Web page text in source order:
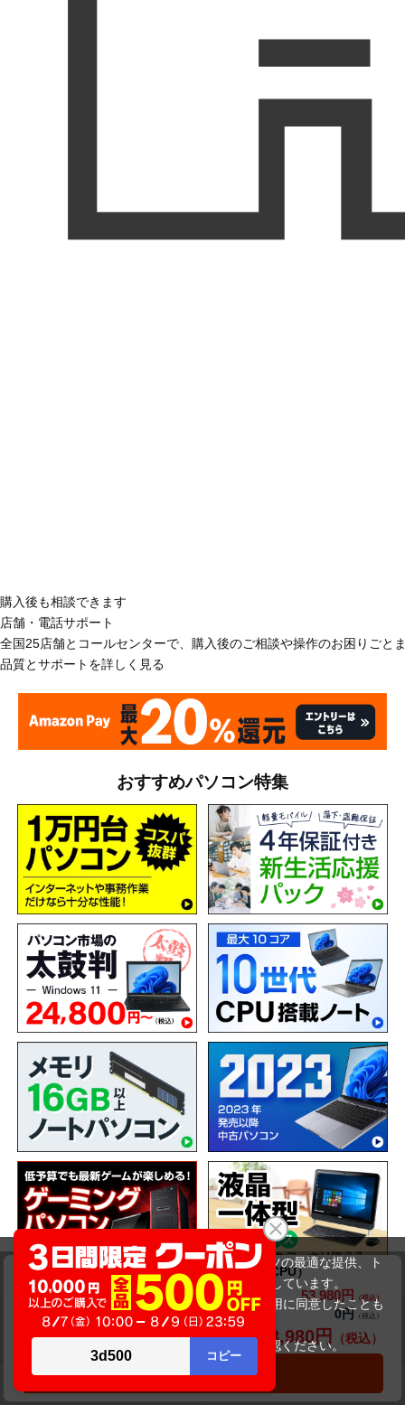
mouse computer MPro-NB520（第10世代CPU）
商品価格(税込) 53,980円
58,980円
オプション小計価格(税込)
0円
商品合計価格(税込)
53,980円
カートに入れる
購入後も相談できます
店舗・電話サポート
全国25店舗とコールセンターで、購入後のご相談や操作のお困りごと
品質とサポートを詳しく見る
おすすめパソコン特集
ショッピングガイド
送料について 交換・返品について
当サイトでは利用体験の向上およびコンテンツの最適な提供、ト
ラフィックの分析を目的としてCookieを使用しています。
サイトの閲覧を継続された場合、Cookieの利用に同意したことも
のといたします。
をご確認ください。
承諾する